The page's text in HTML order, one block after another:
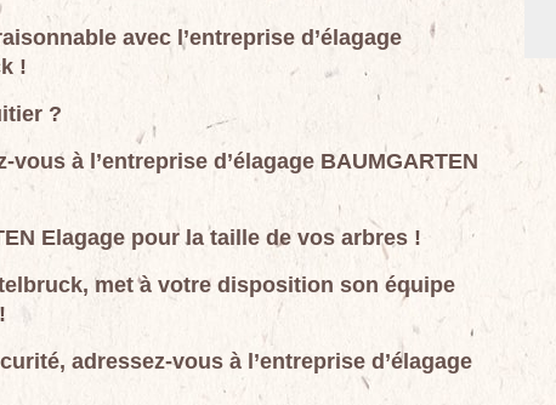
avec l’entreprise d’élagage
!
?
à l’entreprise d’élagage BAUMGARTEN
Elagage pour la taille de vos arbres !
met à votre disposition son équipe
adressez-vous à l’entreprise d’élagage